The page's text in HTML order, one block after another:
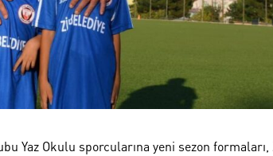
Yaz Okulu sporcularına yeni sezon